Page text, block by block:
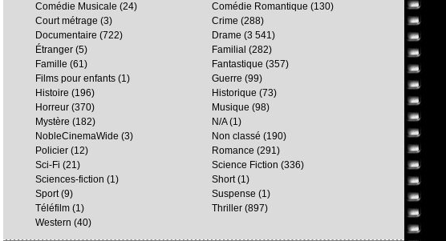
Comédie Musicale (24) Comédie Romantique (130)
Court métrage (3) Crime (288)
Documentaire (722) Drame (3 541)
Étranger (5) Familial (282)
Famille (61) Fantastique (357)
Films pour enfants (1) Guerre (99)
Histoire (196) Historique (73)
Horreur (370) Musique (98)
Mystère (182) N/A(1)
NobleCinemaWide (3) Non classé (190)
Policier (12) Romance (291)
Sci-Fi (21) Science Fiction (336)
Sciences-fiction (1) Short(1)
Sport(9) Suspense (1)
Téléfilm (1) Thriller (897)
Western (40)